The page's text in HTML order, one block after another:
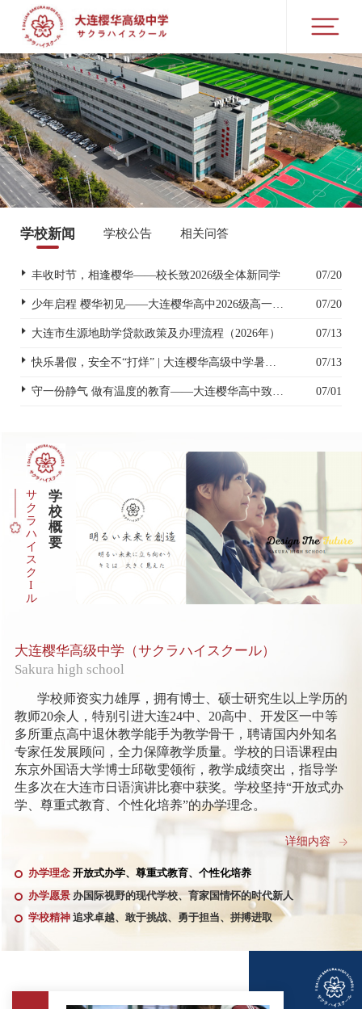
学校新闻 学校公告 相关问答
丰收时节，相逢樱华——校长致2026级全体新同学 07/20
少年启程 樱华初见——大连樱华高中2026级高一新生入学指南 07/20
大连市生源地助学贷款政策及办理流程（2026年） 07/13
快乐暑假，安全不“打烊” | 大连樱华高级中学暑假安全致家长一封信 07/13
守一份静气 做有温度的教育——大连樱华高中致全体教职工的一封信 07/01
サ
ク
ラ
ハ
イ
ス
ク
I
ル
学
校
概
要
大连樱华高级中学（サクラハイスクール）
Sakura high school
学校师资实力雄厚，拥有博士、硕士研究生以上学历的
教师20余人，特别引进大连24中、20高中、开发区一中等
多所重点高中退休教学能手为教学骨干，聘请国内外知名
专家任发展顾问，全力保障教学质量。学校的日语课程由
东京外国语大学博士邱敬雯领衔，教学成绩突出，指导学
生多次在大连市日语演讲比赛中获奖。学校坚持“开放式办
学、尊重式教育、个性化培养”的办学理念。
夏治刚是全国综合实践课程改革先进个人、辽宁省优秀
校长、辽宁省教材审定特聘专家、辽宁省校外教育联盟秘
书长、大连市劳动模范、辽宁省德育工作先进个人、大连
市优秀班主任、大连市优秀教师、大连市优秀教育工作
者，曾在多所普通高中、重点高中担任重要领导职务。任
学成绩等方面都发生了翻天覆地的变化，先后获评全国国
防教育先进校、辽宁省示范高中，辽宁省新课改典型经验
详细内容
办学理念 开放式办学、尊重式教育、个性化培养
办学愿景 办国际视野的现代学校、育家国情怀的时代新人
学校精神 追求卓越、敢于挑战、勇于担当、拼搏进取